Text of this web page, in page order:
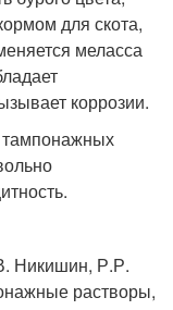
для скота,
меласса
коррозии.
Никишин, Р.Р.
растворы,